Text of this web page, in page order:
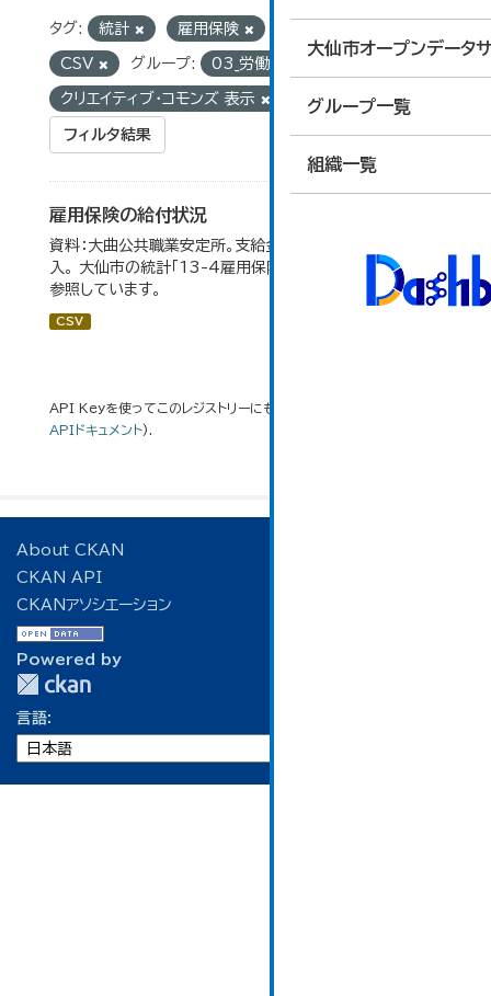
大仙市オープンデータ
グループ一覧
組織一覧
タグ: 統計 雇用保険
CSV グループ: 03_労働・賃金
クリエイティブ・コモンズ 表示
フィルタ結果
雇用保険の給付状況
資料：大曲公共職業安定所。支給金額の千円未満は四捨五
入。 大仙市の統計「13-4雇用保険の給付状況」のデータを
参照しています。
CSV
API Keyを使ってこのレジストリーにもアクセス可能です
APIドキュメント).
About CKAN
CKAN API
CKANアソシエーション
Powered by
言語